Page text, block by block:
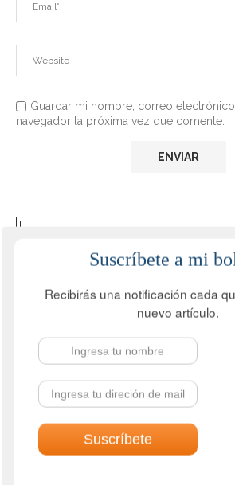
Guardar mi nombre, correo
navegador la próxima vez que comente.
Despempeño
Suscríbete a mi
Recibirás una notificación cada
nuevo artículo.